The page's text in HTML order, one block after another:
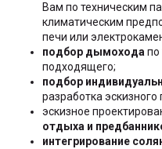
Вам по техническим
климатическим
печи или
подбор дымоходапо
подходящего;
подбор
разработка
эскизное
отдыха и
интегрирование